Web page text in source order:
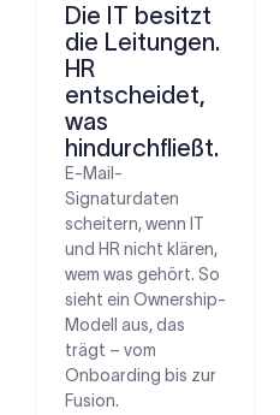
Die IT besitzt
die Leitungen.
HR
entscheidet,
was
hindurchfließt.
E-Mail-
Signaturdaten
scheitern, wenn IT
und HR nicht klären,
wem was gehört. So
sieht ein Ownership-
Modell aus, das
trägt – vom
Onboarding bis zur
Fusion.